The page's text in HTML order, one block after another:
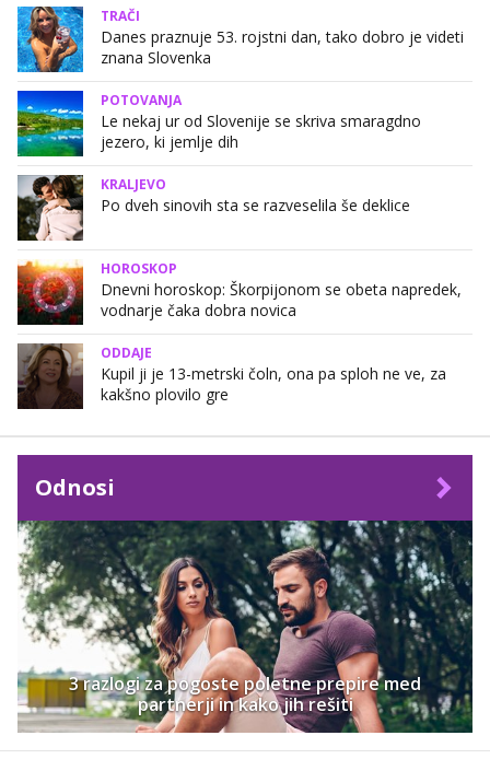
TRAČI
Danes praznuje 53. rojstni dan, tako dobro je videti
znana Slovenka
POTOVANJA
Le nekaj ur od Slovenije se skriva smaragdno
jezero, ki jemlje dih
KRALJEVO
Po dveh sinovih sta se razveselila še deklice
HOROSKOP
Dnevni horoskop: Škorpijonom se obeta napredek,
vodnarje čaka dobra novica
ODDAJE
Kupil ji je 13-metrski čoln, ona pa sploh ne ve, za
kakšno plovilo gre
Odnosi
3 razlogi za pogoste poletne prepire med
partnerji in kako jih rešiti